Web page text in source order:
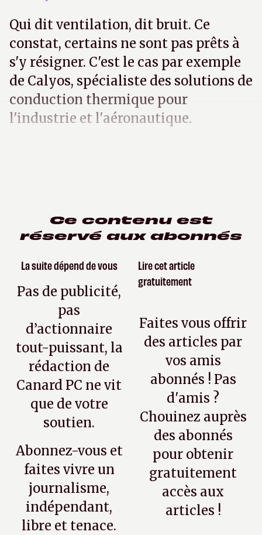
Qui dit ventilation, dit bruit. Ce
constat, certains ne sont pas prêts à
s'y résigner. C'est le cas par exemple
de Calyos, spécialiste des solutions de
conduction thermique pour
l'industrie et l'aéronautique.
Ce contenu est
réservé aux abonnés
La suite dépend de vous
Pas de publicité,
pas
d’actionnaire
tout-puissant, la
rédaction de
Canard PC ne vit
que de votre
soutien.
Abonnez-vous et
faites vivre un
journalisme,
indépendant,
libre et tenace.
Lire cet article
gratuitement
Faites vous offrir
des articles par
vos amis
abonnés ! Pas
d'amis ?
Chouinez auprès
des abonnés
pour obtenir
gratuitement
accès aux
articles !